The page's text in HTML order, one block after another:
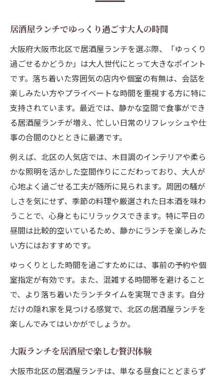
居酒屋ランチでゆっくり過ごす大人の時間
大阪府大阪市北区で居酒屋ランチを選ぶ際、「ゆっくり
過ごせるかどうか」は大人世代にとって大きなポイント
です。落ち着いた雰囲気の店内や個室の有無は、会話を
楽しみたい方やプライベートな時間を重視する方に特に
支持されています。最近では、静かな空間で食事ができ
る居酒屋ランチが増え、忙しい日常のリフレッシュや仕
事の合間のひとときに最適です。
例えば、北区の人気店では、木目調のインテリアや柔ら
かな照明を活かした空間作りにこだわっており、大人が
心地よく過ごせる工夫が随所に見られます。周囲の騒が
しさを気にせず、季節の料理や厳選された日本酒を味わ
うことで、心身ともにリラックスできます。特に平日の
昼間は比較的空いているため、静かにランチを楽しみた
い方にはおすすめです。
ゆっくりとした時間を過ごすためには、事前の予約や個
室指定が有効です。また、混雑する時間帯を避けること
で、より落ち着いたランチタイムを実現できます。自分
だけの隠れ家を見つける感覚で、北区の居酒屋ランチを
楽しんでみてはいかがでしょうか。
大阪ランチを居酒屋で楽しむ贅沢体験
大阪市北区の居酒屋ランチは、単なる昼食にとどまらず